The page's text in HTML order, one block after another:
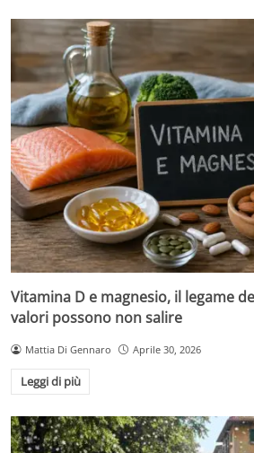
Vitamina D e magnesio, il legame
valori possono non salire
Mattia Di Gennaro Aprile 30, 2026
Leggi di più